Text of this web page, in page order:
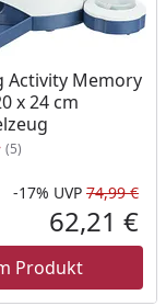
Activity Memory
x 24 cm
(5)
Lager
-17% UVP 74,99 €
62,21 €
Produkt